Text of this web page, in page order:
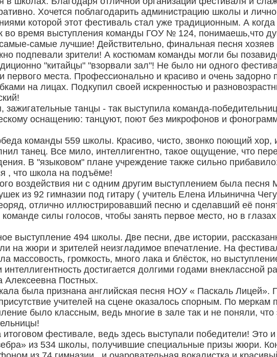
Хочется поблагодарить администрацию школы и лично
которой этот фестиваль стал уже традиционным. А
во время выступления команды ГОУ № 124, понимаешь,что
самые лучшие! Действительно, финальная песня
подпевали зрители! А костюмам команды могли бы
"китайцы" "взорвали зал"! Не было ни одного
первого места. Профессионально и красиво и очень задорно
на лицах. Подкупил своей искренностью и
танцы - так выступила команда-
оснащению: танцуют, поют без микрофонов и
команды 559 школы. Красиво, чисто, звонко поющий хор,
танец. Все мило, интеллигентно, такое ощущение, что
В "языковом" плане учреждение также сильно
, что школа на подъёме!
воздействия ни с одним другим выступлением была
из 92 гимназии под гитару ( учитель Елена Ильинична
отлично иллюстрировавший песню и сделавший её
силы голосов, чтобы занять первое место, но в
выступление 494 школы. Две песни, две истории,
на жюри и зрителей неизгладимое впечатление. На
громкость, много лака и блёсток, но
достигается долгими годами внеклассной
Алексеевна Постных.
была признана английская песня НОУ « Паскаль Лицей».
учителей на сцене оказалось спорным. По меркам
было классным, ведь многие в зале так и не поняли,
фестивале, ведь здесь выступали победители! Это
из 534 школы, получившие специальные призы жюри.